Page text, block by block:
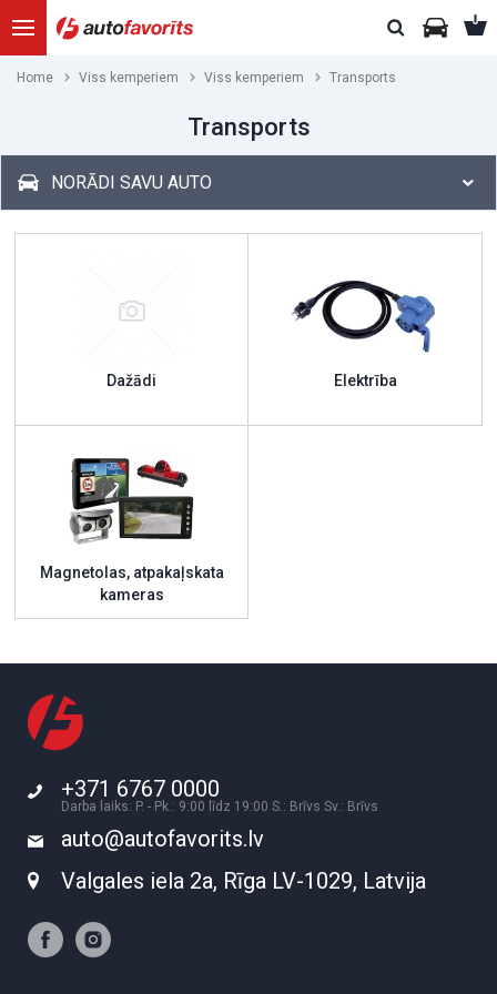
Home Viss kemperiem Viss kemperiem Transports
Transports
NORĀDI SAVU AUTO
Dažādi Elektrība
Magnetolas, atpakaļskata
kameras
+371 6767 0000
Darba laiks: P. - Pk.: 9:00 līdz 19:00 S.: Brīvs Sv.: Brīvs
auto@autofavorits.lv
Valgales iela 2a, Rīga LV-1029, Latvija